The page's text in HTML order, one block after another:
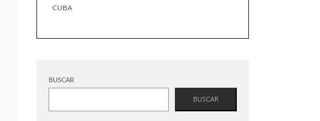
CUBA
BUSCAR
BUSCAR